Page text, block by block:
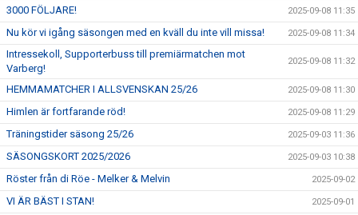
3000 FÖLJARE! 2025-09-08 11:35
Nu kör vi igång säsongen med en kväll du inte vill missa! 2025-09-08 11:34
Intressekoll, Supporterbuss till premiärmatchen mot
Varberg!
2025-09-08 11:32
HEMMAMATCHER I ALLSVENSKAN 25/26 2025-09-08 11:30
Himlen är fortfarande röd! 2025-09-08 11:29
Träningstider säsong 25/26 2025-09-03 11:36
SÄSONGSKORT 2025/2026 2025-09-03 10:38
Röster från di Röe - Melker & Melvin 2025-09-02
VI ÄR BÄST I STAN! 2025-09-01